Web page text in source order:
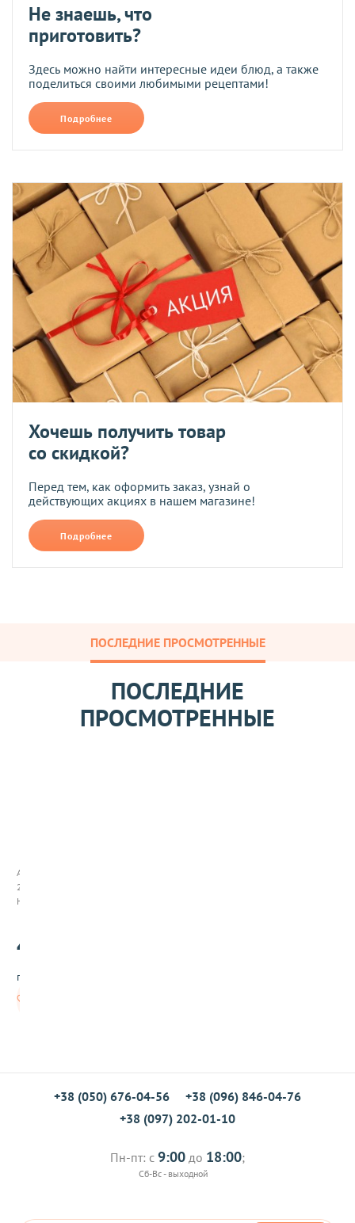
Не знаешь, что
приготовить?
Здесь можно найти интересные идеи блюд, а также
поделиться своими любимыми рецептами!
Подробнее
Хочешь получить товар
со скидкой?
Перед тем, как оформить заказ, узнай о
действующих акциях в нашем магазине!
Подробнее
ПОСЛЕДНИЕ ПРОСМОТРЕННЫЕ
ПОСЛЕДНИЕ
ПРОСМОТРЕННЫЕ
а
и
з
н
ц
ы
Арт:
208035
Нет в наличии
45
грн/шт
+38 (050) 676-04-56
+38 (096) 846-04-76
+38 (097) 202-01-10
Пн-пт: с 9:00 до 18:00;
Сб-Вс - выходной